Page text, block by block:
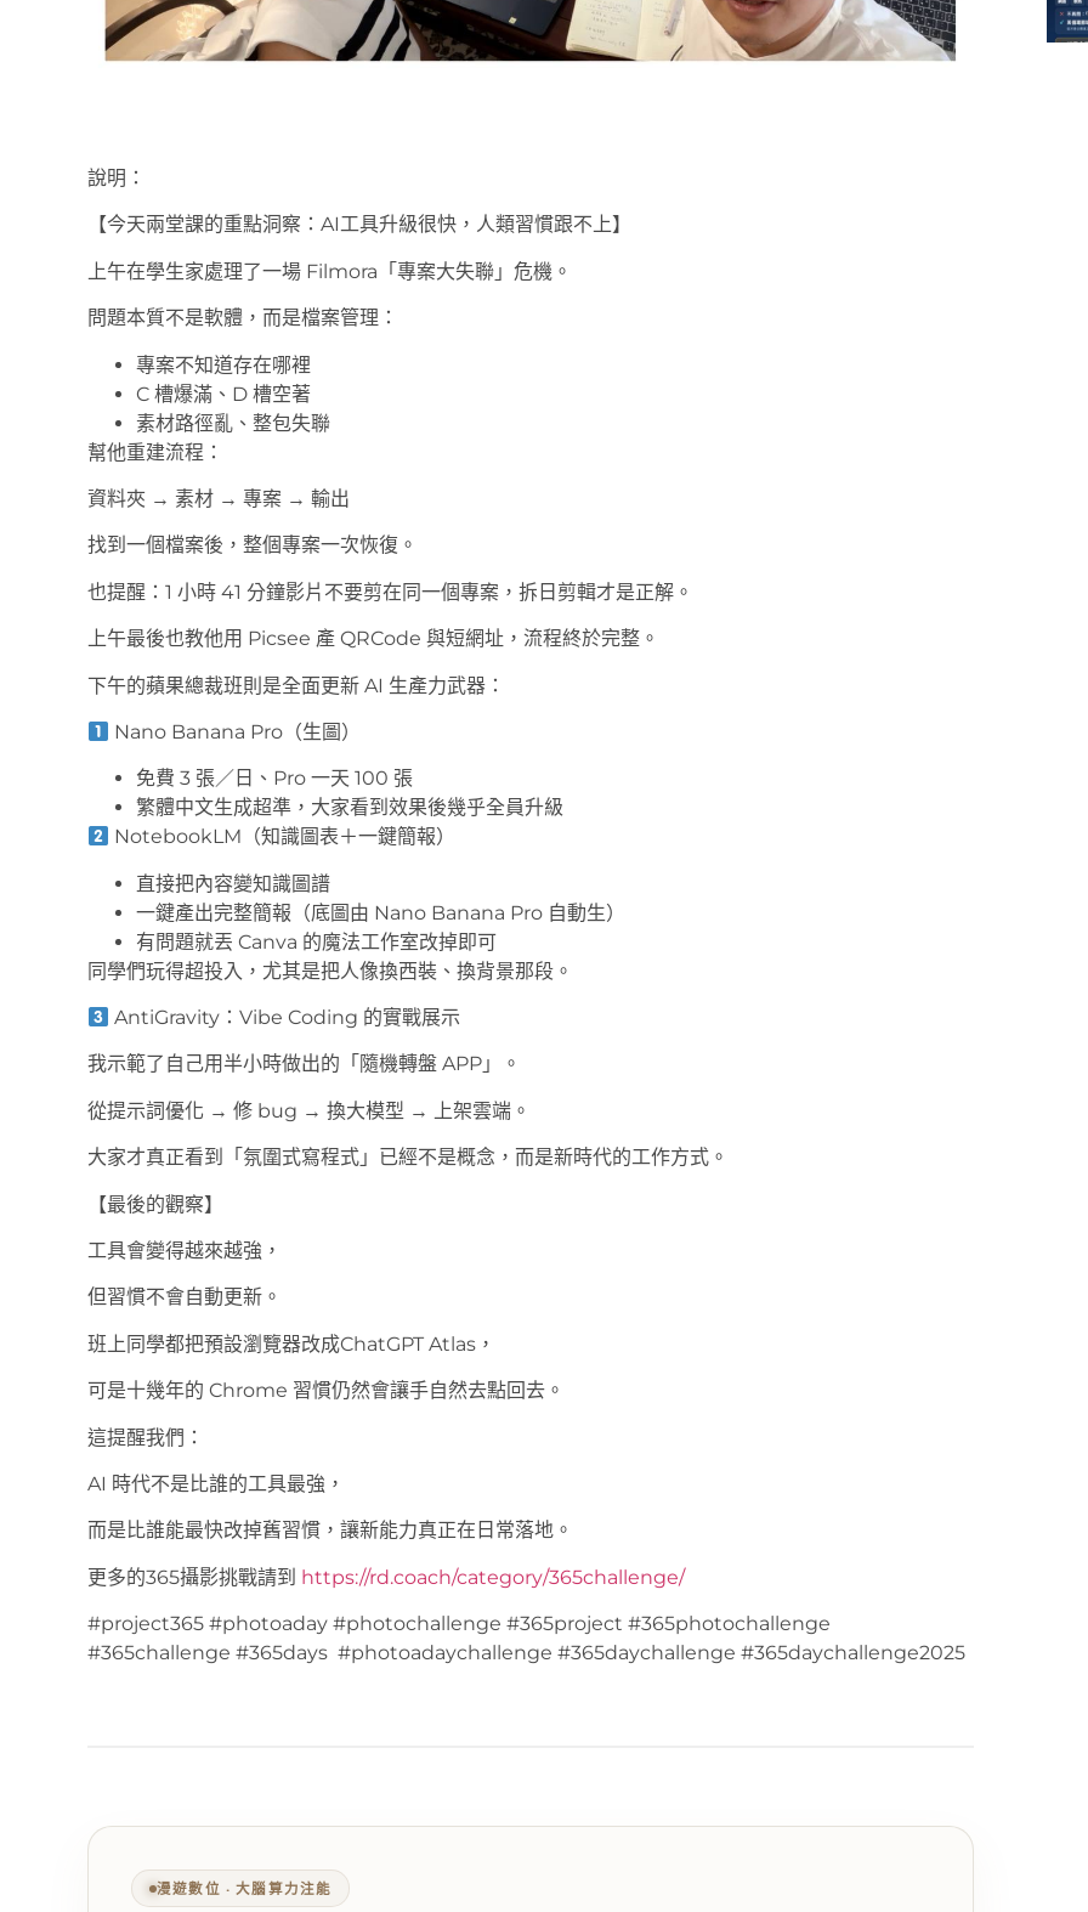
說明：
【今天兩堂課的重點洞察：AI工具升級很快，人類習慣跟不上】
上午在學生家處理了一場 Filmora「專案大失聯」危機。
問題本質不是軟體，而是檔案管理：
專案不知道存在哪裡
C 槽爆滿、D 槽空著
素材路徑亂、整包失聯
幫他重建流程：
資料夾 → 素材 → 專案 → 輸出
找到一個檔案後，整個專案一次恢復。
也提醒：1 小時 41 分鐘影片不要剪在同一個專案，拆日剪輯才是正解。
上午最後也教他用 Picsee 產 QRCode 與短網址，流程終於完整。
下午的蘋果總裁班則是全面更新 AI 生產力武器：
Nano Banana Pro（生圖）
免費 3 張／日、Pro 一天 100 張
繁體中文生成超準，大家看到效果後幾乎全員升級
NotebookLM（知識圖表＋一鍵簡報）
直接把內容變知識圖譜
一鍵產出完整簡報（底圖由 Nano Banana Pro 自動生）
有問題就丟 Canva 的魔法工作室改掉即可
同學們玩得超投入，尤其是把人像換西裝、換背景那段。
AntiGravity：Vibe Coding 的實戰展示
我示範了自己用半小時做出的「隨機轉盤 APP」。
從提示詞優化 → 修 bug → 換大模型 → 上架雲端。
大家才真正看到「氛圍式寫程式」已經不是概念，而是新時代的工作方式。
【最後的觀察】
工具會變得越來越強，
但習慣不會自動更新。
班上同學都把預設瀏覽器改成ChatGPT Atlas，
可是十幾年的 Chrome 習慣仍然會讓手自然去點回去。
這提醒我們：
AI 時代不是比誰的工具最強，
而是比誰能最快改掉舊習慣，讓新能力真正在日常落地。
更多的365攝影挑戰請到 https://rd.coach/category/365challenge/
#project365 #photoaday #photochallenge #365project #365photochallenge
#365challenge #365days #photoadaychallenge #365daychallenge #365daychallenge2025
漫遊數位 ‧ 大腦算力注能